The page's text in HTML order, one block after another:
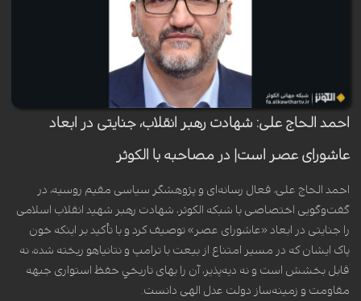
احمد الحاج علی: شهادت رهبر انقلاب، جنایتی در ابعاد
عاشورای عصر است| در مصاحبه با الکوثر
احمد الحاج علی، فعال رسانه‌ای و پژوهشگر سیاسی مقیم روسیه، در
گفت‌وگویی اختصاصی با شبکه الکوثر، شهادت رهبر شهید انقلاب اسلامی
را جنایتی در ابعاد «عاشورای عصر» توصیف کرد و با تأکید بر اینکه خون
پاک ایشان که در مسیر امتناع از بیعت با ترامپ و نتانیاهو ریخته شده، نه
قابل بخشش است و نه دیه‌پذیر، آن را بهای تاریخیِ حفظ استواری جبهه
مقاومت و زمینه‌ساز دولت عدل الهی دانست.